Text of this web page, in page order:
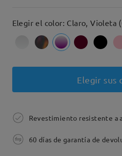
Elegir el color: Claro, Violeta
Elegir sus
Revestimiento resistente a
60 días de garantía de